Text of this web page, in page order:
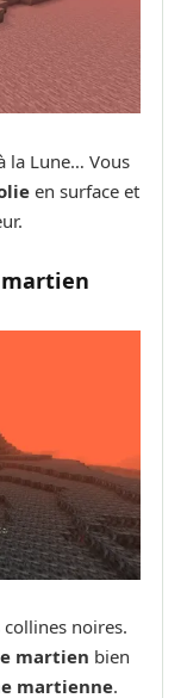
la Lune… Vous
en surface et
martien
noires.
martien bien
martienne.